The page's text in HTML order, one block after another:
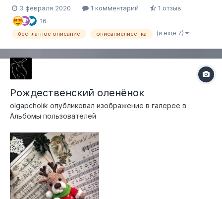
3 февраля 2020 1 комментарий
1 отзыв
16
бесплатное описание описаниелисенка (и ещё 7)
Рождественский оленёнок
olgapcholik опубликовал изображение в галерее в
Альбомы пользователей